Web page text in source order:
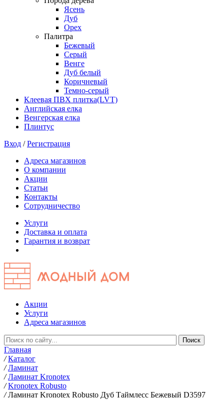
Ясень
Дуб
Орех
Палитра
Бежевый
Серый
Венге
Дуб белый
Коричневый
Темно-серый
Клеевая ПВХ плитка(LVT)
Английская елка
Венгерская елка
Плинтус
Вход /Регистрация
Адреса магазинов
О компании
Акции
Статьи
Контакты
Сотрудничество
Услуги
Доставка и оплата
Гарантия и возврат
Акции
Услуги
Адреса магазинов
Главная
/ Каталог
/ Ламинат
/ Ламинат Kronotex
/ Kronotex Robusto
/ Ламинат Kronotex Robusto Дуб Таймлесс Бежевый D3597